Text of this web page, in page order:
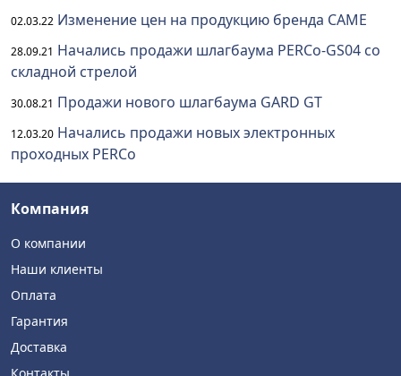
02.03.22 Изменение цен на продукцию бренда CAME
28.09.21 Начались продажи шлагбаума PERCo-GS04 со
складной стрелой
30.08.21 Продажи нового шлагбаума GARD GT
12.03.20 Начались продажи новых электронных
проходных PERCo
Компания
О компании
Наши клиенты
Оплата
Гарантия
Доставка